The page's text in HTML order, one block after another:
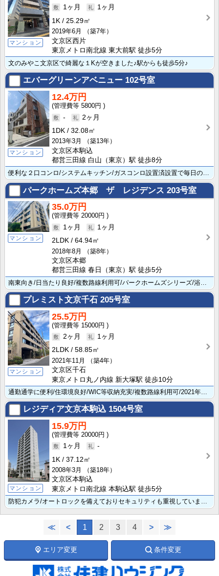
マンション
1ヶ月
1ヶ月
1K
25.29㎡
2019年6月
（築7年）
文京区西片
東京メトロ南北線 東大前駅 徒歩5分
文のみやこ文京区で綺麗な１Kが空きました♪駅からも徒歩5分♪
エバーグリーンアベニュー 102号室
マンション
12.4万円
5800円
-
2ヶ月
1DK
32.08㎡
2013年3月
（築13年）
文京区本駒込
都営三田線 白山（東京）駅 徒歩8分
パークホームズ本郷 ザ レジデンス 203号室
マンション
35.0万円
20000円
1ヶ月
1ヶ月
2LDK
64.94㎡
2018年8月
（築8年）
文京区本郷
都営三田線 春日（東京）駅 徒歩5分
プレミスト文京千石 205号室
マンション
25.5万円
15000円
2ヶ月
1ヶ月
2LDK
58.85㎡
2021年11月
（築4年）
文京区千石
東京メトロ丸ノ内線 新大塚駅 徒歩10分
通勤通学に便利/住環境良好/WIC等収納充実/複数路線利用可/2021年11月築/
レジディア文京本駒込 1504号室
マンション
15.9万円
20000円
1ヶ月
-
1K
37.12㎡
2008年3月
（築18年）
文京区本駒込
東京メトロ南北線 本駒込駅 徒歩5分
防犯カメラ/オートロックを備えておりセキュリティも重視しています。便利な２口コンロ/システムキッチン･･･
≪ < 1 2 3 4 > ≫
エリア変更 条件変更